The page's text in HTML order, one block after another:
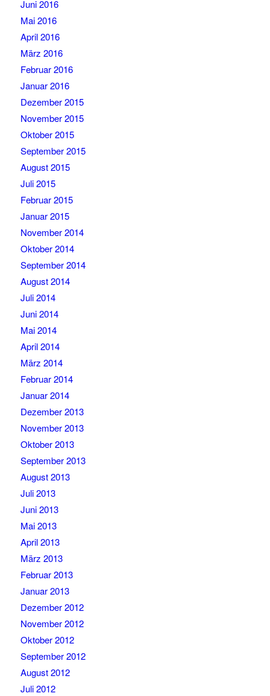
Juni 2016
Mai 2016
April 2016
März 2016
Februar 2016
Januar 2016
Dezember 2015
November 2015
Oktober 2015
September 2015
August 2015
Juli 2015
Februar 2015
Januar 2015
November 2014
Oktober 2014
September 2014
August 2014
Juli 2014
Juni 2014
Mai 2014
April 2014
März 2014
Februar 2014
Januar 2014
Dezember 2013
November 2013
Oktober 2013
September 2013
August 2013
Juli 2013
Juni 2013
Mai 2013
April 2013
März 2013
Februar 2013
Januar 2013
Dezember 2012
November 2012
Oktober 2012
September 2012
August 2012
Juli 2012